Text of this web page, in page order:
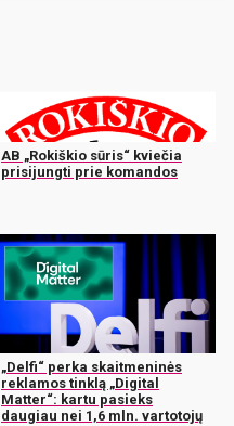
AB „Rokiškio sūris“ kviečia
prisijungti prie komandos
„Delfi“ perka skaitmeninės
reklamos tinklą „Digital
Matter“: kartu pasieks
daugiau nei 1,6 mln. vartotojų